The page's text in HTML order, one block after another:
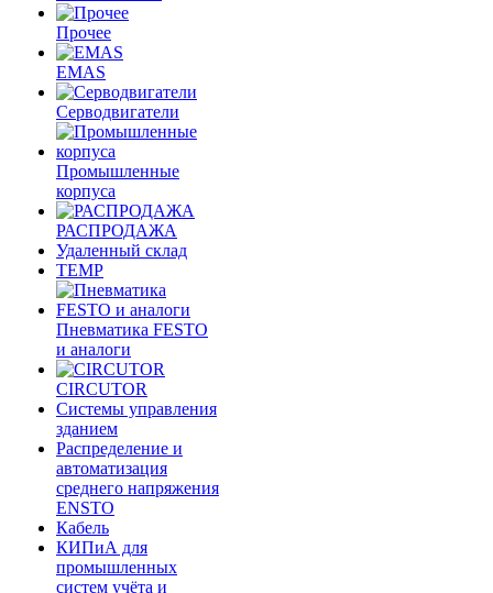
Прочее
EMAS
Cерводвигатели
Промышленные
корпуса
РАСПРОДАЖА
Удаленный склад
TEMP
Пневматика FESTO
и аналоги
CIRCUTOR
Системы управления
зданием
Распределение и
автоматизация
среднего напряжения
ENSTO
Кабель
КИПиА для
промышленных
систем учёта и